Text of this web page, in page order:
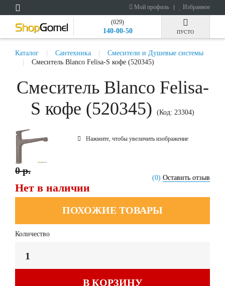
Мой профиль Избранное
(029)
140-00-50 ПУСТО
Каталог Сантехника
Смесители и Душевые системы
Смеситель Blanco Felisa-S кофе (520345)
Смеситель Blanco Felisa-
S кофе (520345)
(Код: 23304)
Нажмите, чтобы увеличить изображение
(0) Оставить отзыв
0 р.
Нет в наличии
ПОХОЖИЕ ТОВАРЫ
Количество
В КОРЗИНУ